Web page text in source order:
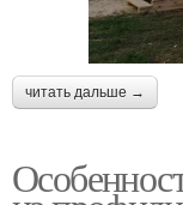
читать дальше →